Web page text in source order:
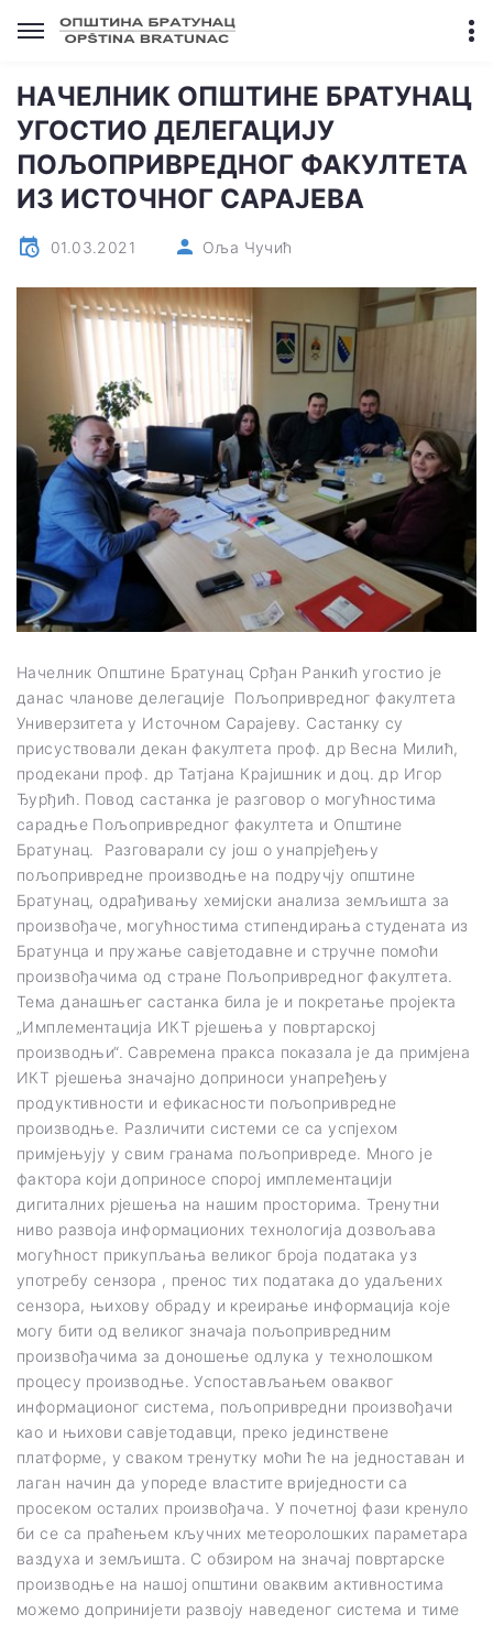
НАЧЕЛНИК ОПШТИНЕ БРАТУНАЦ
УГОСТИО ДЕЛЕГАЦИЈУ
ПОЉОПРИВРЕДНОГ ФАКУЛТЕТА
ИЗ ИСТОЧНОГ САРАЈЕВА
01.03.2021 Оља Чучић
Начелник Општине Братунац Срђан Ранкић угостио је
данас чланове делегације Пољопривредног факултета
Универзитета у Источном Сарајеву. Састанку су
присуствовали декан факултета проф. др Весна Милић,
продекани проф. др Татјана Крајишник и доц. др Игор
Ђурђић. Повод састанка је разговор о могућностима
сарадње Пољопривредног факултета и Општине
Братунац. Разговарали су још о унапрјеђењу
пољопривредне производње на подручју општине
Братунац, одрађивању хемијски анализа земљишта за
произвођаче, могућностима стипендирања студената из
Братунца и пружање савјетодавне и стручне помоћи
произвођачима од стране Пољопривредног факултета.
Тема данашњег састанка била је и покретање пројекта
„Имплементација ИКТ рјешења у повртарској
производњи“. Савремена пракса показала је да примјена
ИКТ рјешења значајно доприноси унапређењу
продуктивности и ефикасности пољопривредне
производње. Различити системи се са успјехом
примјењују у свим гранама пољопривреде. Много је
фактора који доприносе спорој имплементацији
дигиталних рјешења на нашим просторима. Тренутни
ниво развоја информационих технологија дозвољава
могућност прикупљања великог броја података уз
употребу сензора , пренос тих података до удаљених
сензора, њихову обраду и креирање информација које
могу бити од великог значаја пољопривредним
произвођачима за доношење одлука у технолошком
процесу производње. Успостављањем оваквог
информационог система, пољопривредни произвођачи
као и њихови савјетодавци, преко јединствене
платформе, у сваком тренутку моћи ће на једноставан и
лаган начин да упореде властите вриједности са
просеком осталих произвођача. У почетној фази кренуло
би се са праћењем кључних метеоролошких параметара
ваздуха и земљишта. С обзиром на значај повртарске
производње на нашој општини оваквим активностима
можемо допринијети развоју наведеног система и тиме